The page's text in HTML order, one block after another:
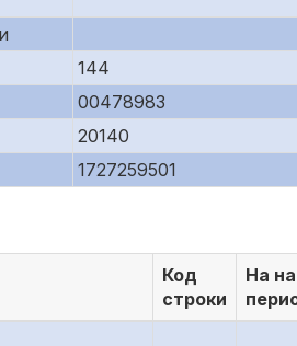
144
00478983
20140
1727259501
Код
строки
На